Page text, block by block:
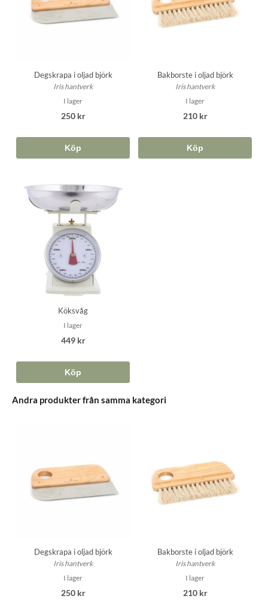
Degskrapa i oljad björk
Iris hantverk
I lager
250 kr
Köp
Bakborste i oljad björk
Iris hantverk
I lager
210 kr
Köp
Köksvåg
I lager
449 kr
Köp
Andra produkter från samma kategori
Degskrapa i oljad björk
Iris hantverk
I lager
250 kr
Bakborste i oljad björk
Iris hantverk
I lager
210 kr